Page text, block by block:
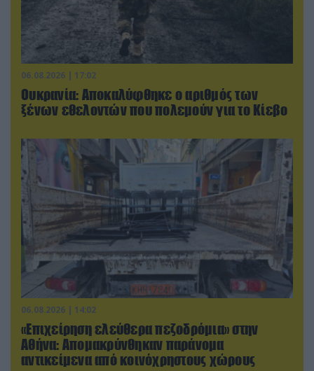
06.08.2026 | 17:02
Ουκρανία: Αποκαλύφθηκε ο αριθμός των
ξένων εθελοντών που πολεμούν για το Κίεβο
06.08.2026 | 14:02
«Επιχείρηση ελεύθερα πεζοδρόμια» στην
Αθήνα: Απομακρύνθηκαν παράνομα
αντικείμενα από κοινόχρηστους χώρους